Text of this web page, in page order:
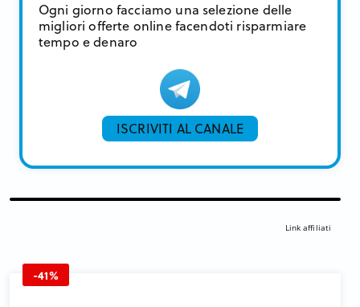
Ogni giorno facciamo una selezione delle
migliori offerte online facendoti risparmiare
tempo e denaro
ISCRIVITI AL CANALE
Link affiliati
-41%